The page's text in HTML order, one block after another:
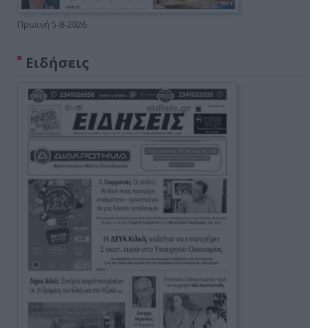
Πρωινή 5-8-2026
Ειδήσεις